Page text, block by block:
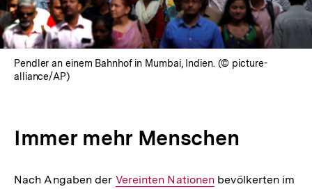
Pendler an einem Bahnhof in Mumbai, Indien. (© picture-
alliance/AP)
Immer mehr Menschen
Nach Angaben der Interner
Vereinten Nationen bevölkerten im